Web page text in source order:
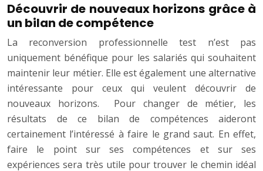
Découvrir de nouveaux horizons grâce à
un bilan de compétence
La reconversion professionnelle test n’est pas
uniquement bénéfique pour les salariés qui souhaitent
maintenir leur métier. Elle est également une alternative
intéressante pour ceux qui veulent découvrir de
nouveaux horizons. Pour changer de métier, les
résultats de ce bilan de compétences aideront
certainement l’intéressé à faire le grand saut. En effet,
faire le point sur ses compétences et sur ses
expériences sera très utile pour trouver le chemin idéal